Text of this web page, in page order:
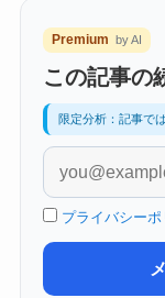
Premium by AI
この記事の
限定分析：記事で
プライバシーポ